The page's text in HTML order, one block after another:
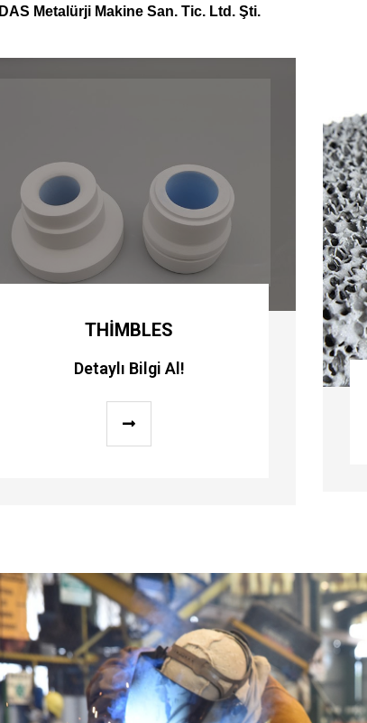
DAS Metalürji Makine San. Tic. Ltd. Şti.
SERAMIK KÖPÜK FILTRE
Detaylı Bilgi Al!